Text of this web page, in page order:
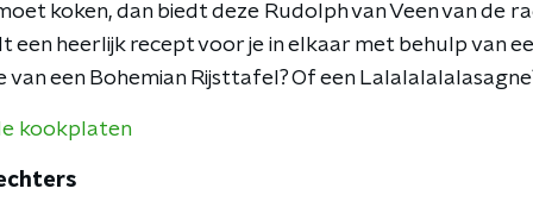
koken, dan biedt deze Rudolph van Veen van de
een heerlijk recept voor je in elkaar met behulp van
van een Bohemian Rijsttafel? Of een
kookplaten